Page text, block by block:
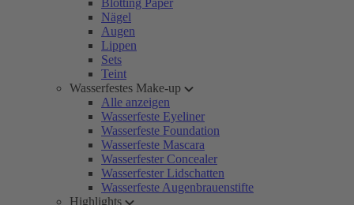
Blotting Paper
Nägel
Augen
Lippen
Sets
Teint
Wasserfestes Make-up
Alle anzeigen
Wasserfeste Eyeliner
Wasserfeste Foundation
Wasserfeste Mascara
Wasserfester Concealer
Wasserfester Lidschatten
Wasserfeste Augenbrauenstifte
Highlights